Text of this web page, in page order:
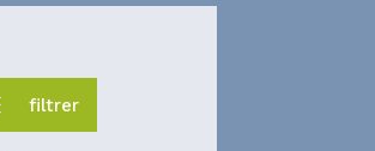
filtrer